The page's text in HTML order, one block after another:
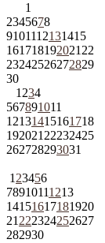
1
2345678
9101112131415
161718192021 22
23242526272829
30
1 234
567891011
12131415161718
192021 22232425
262728293031
1 23456
78910111213
14151617181920
21 222324252627
282930